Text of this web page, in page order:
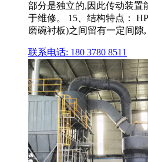
部分是独立的,因此传动装置
于维修。 15、结构特点：
磨碗衬板)之间留有一定间隙,
联系电话: 180 3780 8511